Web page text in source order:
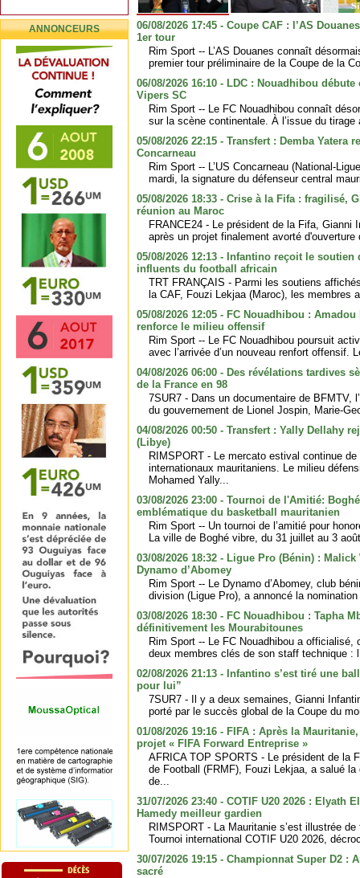
ANNONCEURS
06/08/2026 17:45 - Coupe CAF : l’AS
1er tour
Rim Sport -- L’AS Douanes connaît
premier tour préliminaire de la Coupe de la
06/08/2026 16:10 - LDC : Nouadhibou
Vipers SC
Rim Sport -- Le FC Nouadhibou connaît
sur la scène continentale. À l’issue du
05/08/2026 22:15 - Transfert : Demba Yatera
Concarneau
Rim Sport -- L’US Concarneau (National-
mardi, la signature du défenseur central
05/08/2026 18:33 - Crise à la Fifa : fragilisé,
réunion au Maroc
FRANCE24 - Le président de la Fifa, Gianni
après un projet finalement avorté
05/08/2026 12:13 - Infantino reçoit le
influents du football africain
TRT FRANÇAIS - Parmi les soutiens
la CAF, Fouzi Lekjaa (Maroc), les membres
05/08/2026 12:05 - FC Nouadhibou : Amadou
renforce le milieu offensif
Rim Sport -- Le FC Nouadhibou poursuit
avec l’arrivée d’un nouveau renfort offensif.
04/08/2026 06:00 - Des révélations tardives
de la France en 98
7SUR7 - Dans un documentaire de BFMTV,
du gouvernement de Lionel Jospin, Marie-
04/08/2026 00:50 - Transfert : Yally Dellahy
(Libye)
RIMSPORT - Le mercato estival continue de
internationaux mauritaniens. Le milieu
Mohamed Yally...
03/08/2026 23:00 - Tournoi de l'Amitié:
emblématique du basketball mauritanien
Rim Sport -- Un tournoi de l’amitié pour
La ville de Boghé vibre, du 31 juillet au 3
03/08/2026 18:32 - Ligue Pro (Bénin) :
Dynamo d’Abomey
Rim Sport -- Le Dynamo d’Abomey, club
division (Ligue Pro), a annoncé la
03/08/2026 18:30 - FC Nouadhibou : Tapha
définitivement les Mourabitounes
Rim Sport -- Le FC Nouadhibou a officialisé,
deux membres clés de son staff technique :
02/08/2026 21:13 - Infantino s’est tiré une
pour lui”
7SUR7 - Il y a deux semaines, Gianni
porté par le succès global de la Coupe du
01/08/2026 19:16 - FIFA : Après la
projet « FIFA Forward Entreprise »
AFRICA TOP SPORTS - Le président de la
de Football (FRMF), Fouzi Lekjaa, a salué
de...
31/07/2026 23:40 - COTIF U20 2026 : Elyath
Hamedy meilleur gardien
RIMSPORT - La Mauritanie s’est illustrée
Tournoi international COTIF U20 2026,
30/07/2026 19:15 - Championnat Super D2 :
sacré